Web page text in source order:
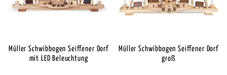
Müller Schwibbogen Seiffener Dorf
mit LED Beleuchtung
Müller Schwibbogen Seiffener Dorf
groß